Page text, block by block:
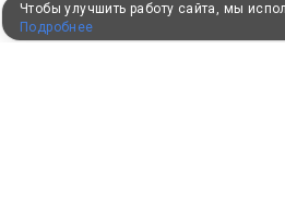
Чтобы улучшить работу сайта, мы
Подробнее